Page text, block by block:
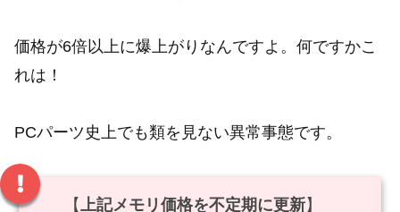
価格が6倍以上に爆上がりなんですよ。何ですかこ
れは！
PCパーツ史上でも類を見ない異常事態です。
【 上記メモリ価格を不定期に更新】